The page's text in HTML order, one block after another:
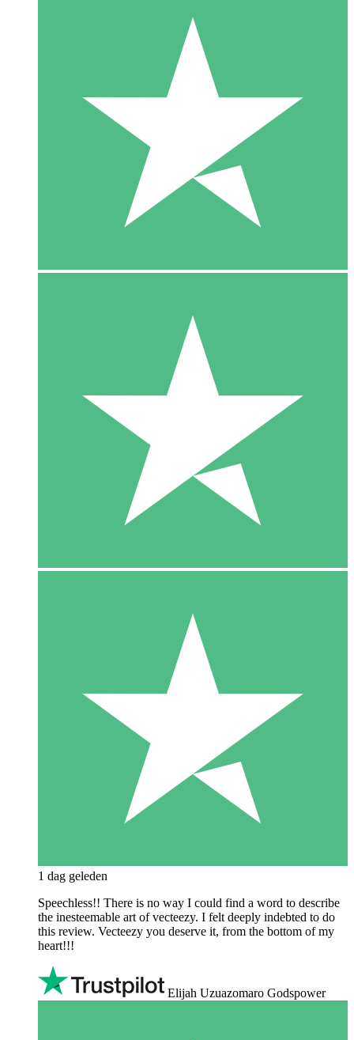
1 dag geleden
Speechless!! There is no way I could find a word to describe
the inesteemable art of vecteezy. I felt deeply indebted to do
this review. Vecteezy you deserve it, from the bottom of my
heart!!!
Elijah Uzuazomaro Godspower